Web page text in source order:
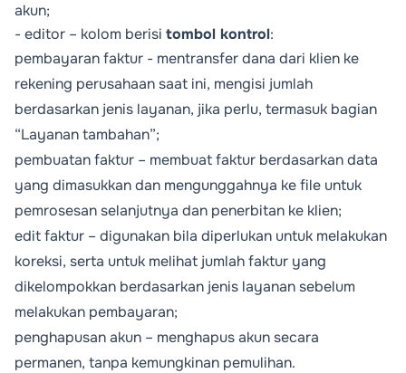
akun;
- editor – kolom berisi tombol kontrol:
pembayaran faktur - mentransfer dana dari klien ke
rekening perusahaan saat ini, mengisi jumlah
berdasarkan jenis layanan, jika perlu, termasuk bagian
“Layanan tambahan”;
pembuatan faktur – membuat faktur berdasarkan data
yang dimasukkan dan mengunggahnya ke file untuk
pemrosesan selanjutnya dan penerbitan ke klien;
edit faktur – digunakan bila diperlukan untuk melakukan
koreksi, serta untuk melihat jumlah faktur yang
dikelompokkan berdasarkan jenis layanan sebelum
melakukan pembayaran;
penghapusan akun – menghapus akun secara
permanen, tanpa kemungkinan pemulihan.